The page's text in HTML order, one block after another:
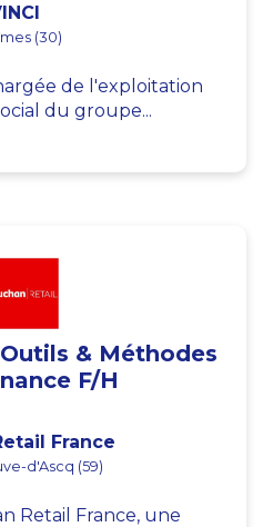
(30)
de l'exploitation
du groupe...
& Méthodes
F/H
France
d'Ascq (59)
Retail France, une